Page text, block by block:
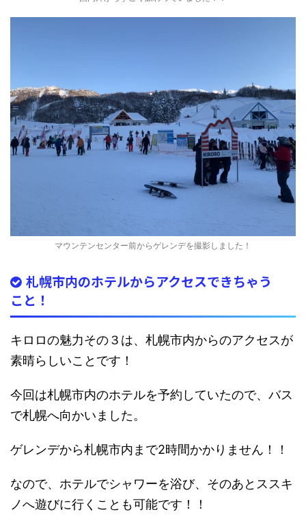
マウンテンセンター前からゲレンデを撮影しました！
札幌市内のホテルからアクセスできちゃう
こと！
キロロの魅力その３は、札幌市内からのアクセスが
素晴らしいことです！
今回は札幌市内のホテルを予約していたので、バス
で札幌へ向かいました。
ゲレンデから札幌市内まで2時間かかりません！！
なので、ホテルでシャワーを浴び、そのあとススキ
ノへ遊びに行くことも可能です！！